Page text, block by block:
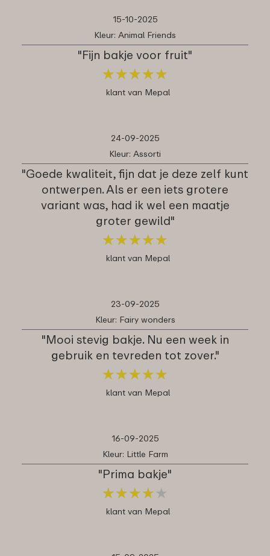
15-10-2025
Kleur: Animal Friends
"Fijn bakje voor fruit"
★★★★★
★★★★★
klant van Mepal
24-09-2025
Kleur: Assorti
"Goede kwaliteit, fijn dat je deze zelf kunt
ontwerpen. Als er een iets grotere
variant was, had ik wel een maatje
groter gewild"
★★★★★
★★★★★
klant van Mepal
23-09-2025
Kleur: Fairy wonders
"Mooi stevig bakje. Nu een week in
gebruik en tevreden tot zover."
★★★★★
★★★★★
klant van Mepal
16-09-2025
Kleur: Little Farm
"Prima bakje"
★★★★ ★
★★★★ ★
klant van Mepal